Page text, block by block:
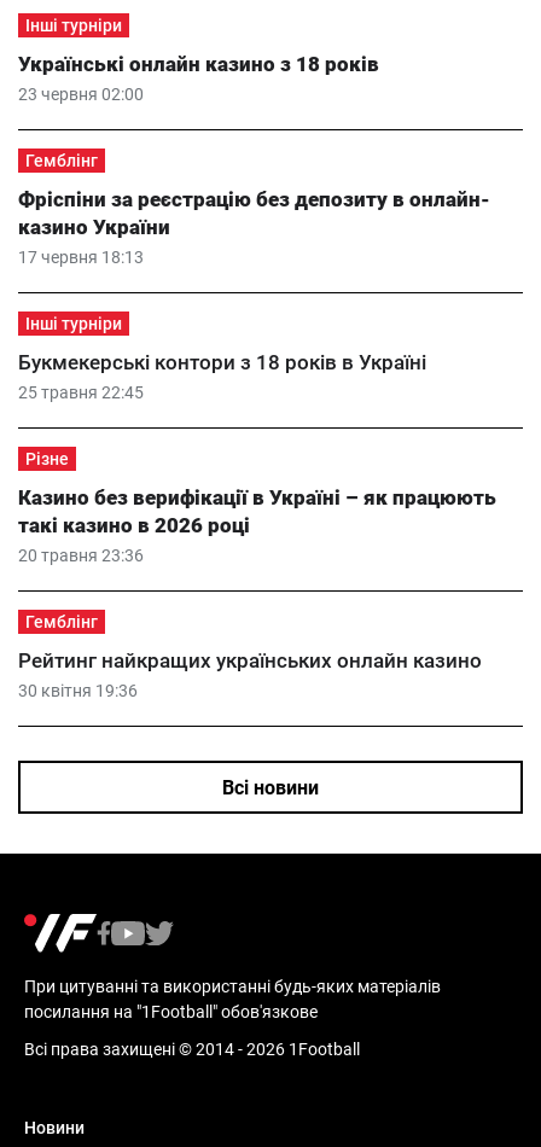
Інші турніри
23 червня 02:00
Українські онлайн казино з 18 років
Гемблінг
17 червня 18:13
Фріспіни за реєстрацію без депозиту в онлайн-
казино України
Інші турніри
25 травня 22:45
Букмекерські контори з 18 років в Україні
Різне
20 травня 23:36
Казино без верифікації в Україні – як працюють
такі казино в 2026 році
Гемблінг
30 квітня 19:36
Рейтинг найкращих українських онлайн казино
Всі новини
При цитуванні та використанні будь-яких матеріалів
посилання на "1Football" обов'язкове
Всі права захищені © 2014 - 2026 1Football
Новини